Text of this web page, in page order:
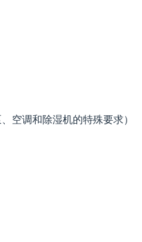
空调和除湿机的特殊要求）